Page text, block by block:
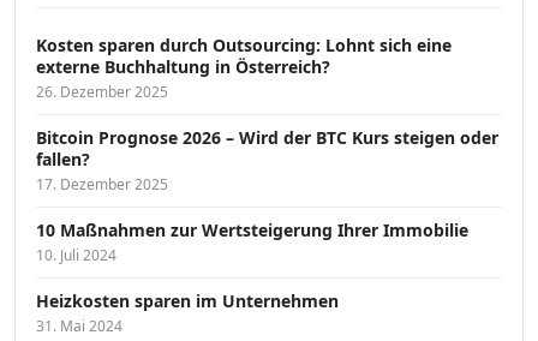
Kosten sparen durch Outsourcing: Lohnt sich eine
externe Buchhaltung in Österreich?
26. Dezember 2025
Bitcoin Prognose 2026 – Wird der BTC Kurs steigen oder
fallen?
17. Dezember 2025
10 Maßnahmen zur Wertsteigerung Ihrer Immobilie
10. Juli 2024
Heizkosten sparen im Unternehmen
31. Mai 2024